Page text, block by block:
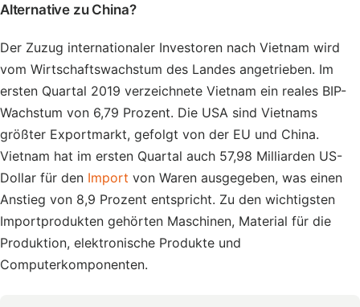
Alternative zu China?
Der Zuzug internationaler Investoren nach Vietnam wird
vom Wirtschaftswachstum des Landes angetrieben. Im
ersten Quartal 2019 verzeichnete Vietnam ein reales BIP-
Wachstum von 6,79 Prozent. Die USA sind Vietnams
größter Exportmarkt, gefolgt von der EU und China.
Vietnam hat im ersten Quartal auch 57,98 Milliarden US-
Dollar für den Import von Waren ausgegeben, was einen
Anstieg von 8,9 Prozent entspricht. Zu den wichtigsten
Importprodukten gehörten Maschinen, Material für die
Produktion, elektronische Produkte und
Computerkomponenten.